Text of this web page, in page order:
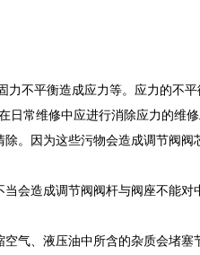
不平衡造成应力等。应力的不平
常维修中应进行消除应力的维修
。因为这些污物会造成调节阀阀
会造成调节阀阀杆与阀座不能对
气、液压油中所含的杂质会堵塞